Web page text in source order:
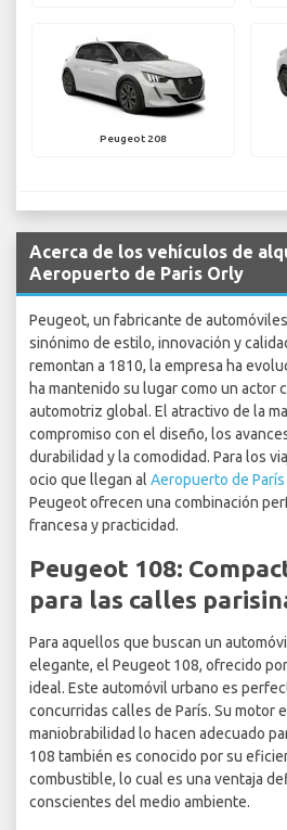
Peugeot 208
Acerca de los vehículos de
Aeropuerto de Paris Orly
Peugeot, un fabricante de
sinónimo de estilo, innovación y
remontan a 1810, la empresa ha
ha mantenido su lugar como un actor
automotriz global. El atractivo de la
compromiso con el diseño, los
durabilidad y la comodidad. Para los
ocio que llegan al Aeropuerto de
Peugeot ofrecen una combinación
francesa y practicidad.
Peugeot 108:
para las calles
Para aquellos que buscan un
elegante, el Peugeot 108, ofrecido por
ideal. Este automóvil urbano es
concurridas calles de París. Su motor
maniobrabilidad lo hacen adecuado
108 también es conocido por su
combustible, lo cual es una ventaja
conscientes del medio ambiente.